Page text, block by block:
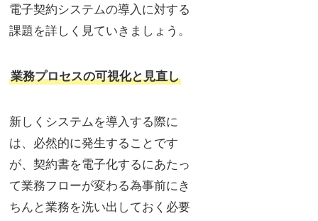
電子契約システムの導入に対する
課題を詳しく見ていきましょう。
業務プロセスの可視化と見直し
新しくシステムを導入する際に
は、必然的に発生することです
が、契約書を電子化するにあたっ
て業務フローが変わる為事前にき
ちんと業務を洗い出しておく必要